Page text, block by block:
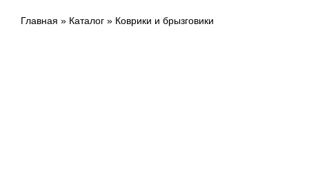
Главная Каталог Коврики и брызговики